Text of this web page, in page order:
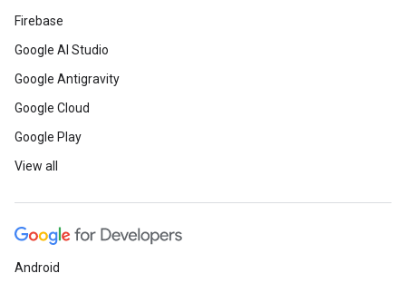
Firebase
Google AI Studio
Google Antigravity
Google Cloud
Google Play
View all
Android